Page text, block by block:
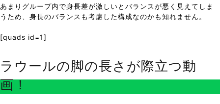
あまりグループ内で身長差が激しいとバランスが悪く見えてしま
うため、身長のバランスも考慮した構成なのかも知れません。
[quads id=1]
ラウールの脚の長さが際立つ動
画！